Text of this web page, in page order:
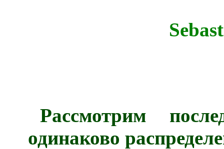
Рассмотрим
одинаково